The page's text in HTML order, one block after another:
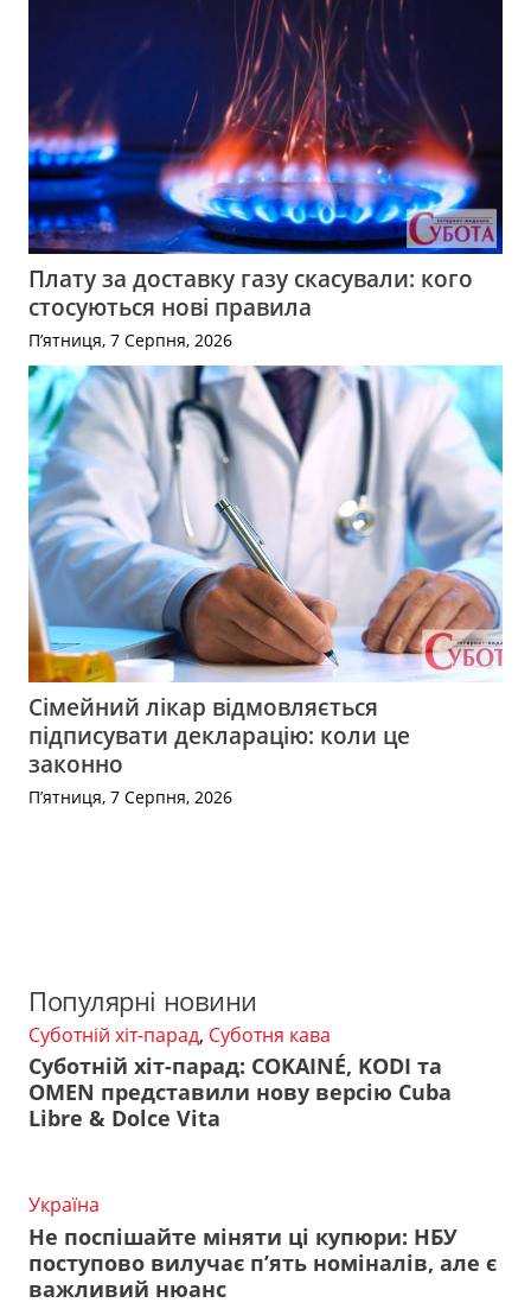
Плату за доставку газу скасували: кого
стосуються нові правила
П’ятниця, 7 Серпня, 2026
Сімейний лікар відмовляється
підписувати декларацію: коли це
законно
П’ятниця, 7 Серпня, 2026
Популярні новини
Суботній хіт-парад, Суботня кава
Суботній хіт-парад: COKAINÉ, KODI та
OMEN представили нову версію Cuba
Libre & Dolce Vita
Україна
Не поспішайте міняти ці купюри: НБУ
поступово вилучає п’ять номіналів, але є
важливий нюанс